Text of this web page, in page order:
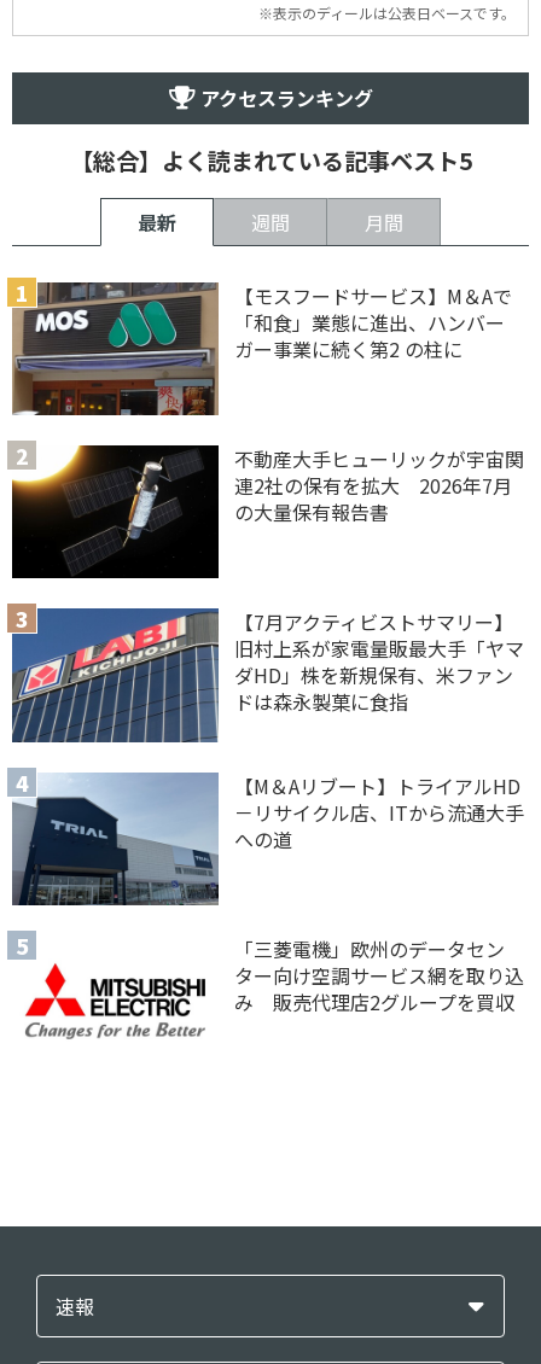
※表示のディールは公表日ベースです。
アクセスランキング
【総合】よく読まれている記事ベスト5
最新 週間 月間
【モスフードサービス】M＆Aで
「和食」業態に進出、ハンバー
ガー事業に続く第2 の柱に
不動産大手ヒューリックが宇宙関
連2社の保有を拡大 2026年7月
の大量保有報告書
【7月アクティビストサマリー】
旧村上系が家電量販最大手「ヤマ
ダHD」株を新規保有、米ファン
ドは森永製菓に食指
【M＆Aリブート】トライアルHD
－リサイクル店、ITから流通大手
への道
「三菱電機」欧州のデータセン
ター向け空調サービス網を取り込
み 販売代理店2グループを買収
速報